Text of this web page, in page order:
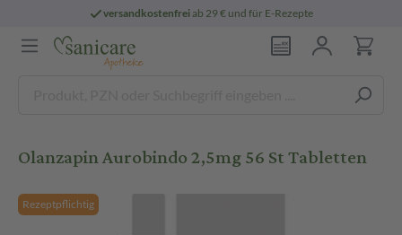
versandkostenfreiab 29 € und für E-Rezepte
Olanzapin Aurobindo 2,5mg 56 St Tabletten
Rezeptpflichtig